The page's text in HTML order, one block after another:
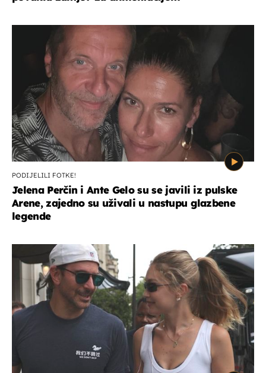
PODIJELILI FOTKE!
Jelena Perčin i Ante Gelo su se javili iz pulske
Arene, zajedno su uživali u nastupu glazbene
legende